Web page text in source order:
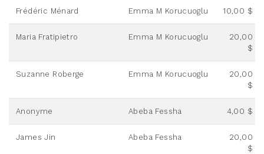
Frédéric Ménard Emma M Korucuoglu 10,00 $
Maria Fratipietro Emma M Korucuoglu
20,00
$
Suzanne Roberge Emma M Korucuoglu
20,00
$
Anonyme Abeba Fessha 4,00 $
James Jin Abeba Fessha
20,00
$